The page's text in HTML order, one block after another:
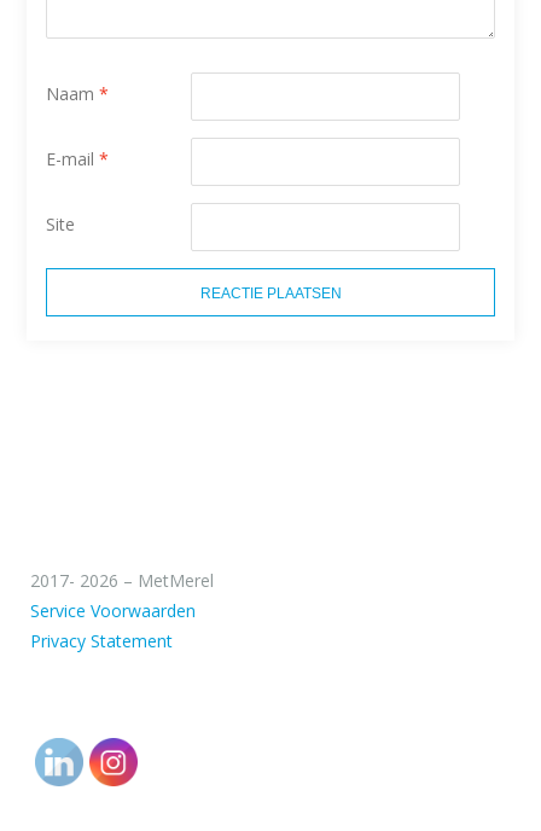
Naam *
E-mail *
Site
2017- 2026 – MetMerel
Service Voorwaarden
Privacy Statement